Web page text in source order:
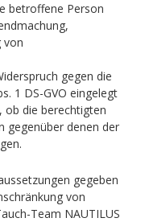
betroffene Person
von
gegen die
1 DS-GVO eingelegt
ob die berechtigten
gegenüber denen der
gegeben
von
Team NAUTILUS